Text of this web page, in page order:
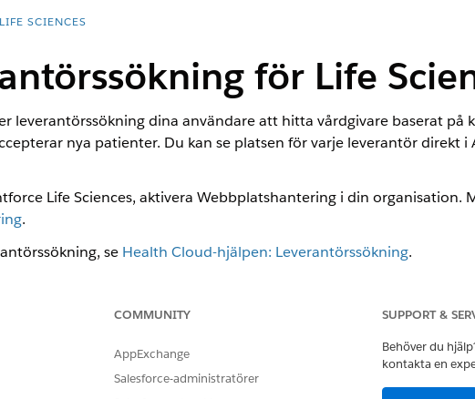
SCIENCES
för Life
leverantörssökning dina användare att hitta vårdgivare baserat på
nya patienter. Du kan se platsen för varje leverantör direkt i
Life Sciences, aktivera Webbplatshantering i din organisation.
.
se Health Cloud-hjälpen: Leverantörssökning.
Ja
COMMUNITY
AppExchange
Salesforce-administratörer
SUPPORT &
Behöver du
kontakta en